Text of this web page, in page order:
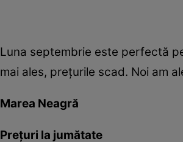
Luna septembrie este perfectă
mai ales, preţurile scad. Noi am
Marea Neagră
Preţuri la jumătate